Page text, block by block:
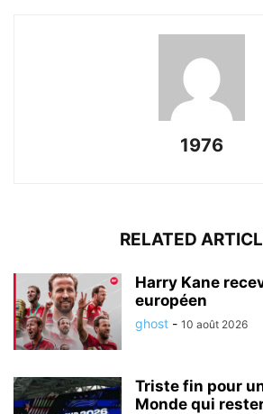
1976
RELATED
Harry Kane
européen
ghost - 10 août 2026
Triste fin pour
Monde qui